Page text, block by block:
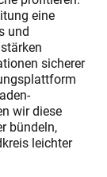
eine
und
sicherer
wir diese
bündeln,
leichter